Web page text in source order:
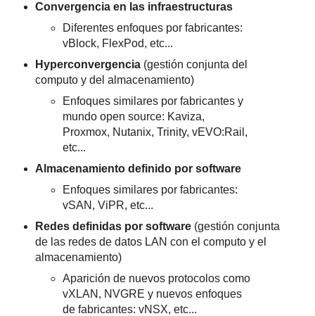
Convergencia en las infraestructuras
Diferentes enfoques por fabricantes:
vBlock, FlexPod, etc...
Hyperconvergencia(gestión conjunta del
computo y del almacenamiento)
Enfoques similares por fabricantes y
mundo open source: Kaviza,
Proxmox, Nutanix, Trinity, vEVO:Rail,
etc...
Almacenamiento definido por software
Enfoques similares por fabricantes:
vSAN, ViPR, etc...
Redes definidas por software(gestión conjunta
de las redes de datos LAN con el computo y el
almacenamiento)
Aparición de nuevos protocolos como
vXLAN, NVGRE y nuevos enfoques
de fabricantes: vNSX, etc...